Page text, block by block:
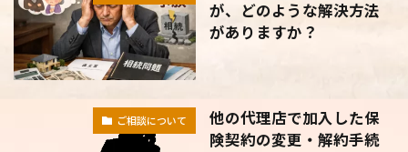
が、どのような解決方法
がありますか？
ご相談について
他の代理店で加入した保
険契約の変更・解約手続